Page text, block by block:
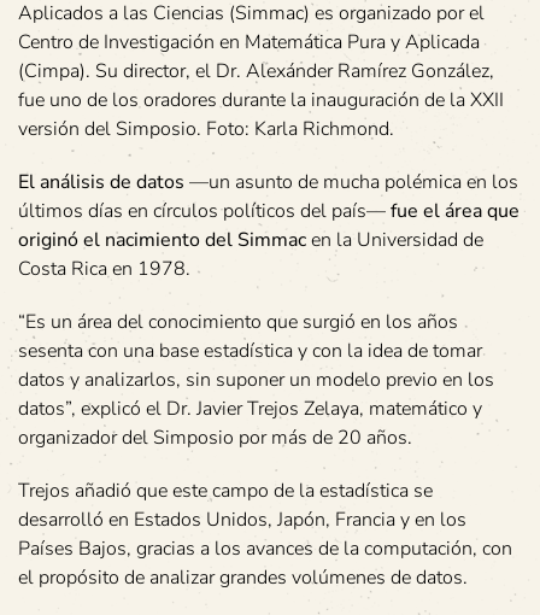
Aplicados a las Ciencias (Simmac) es organizado por el
Centro de Investigación en Matemática Pura y Aplicada
(Cimpa). Su director, el Dr. Alexánder Ramírez González,
fue uno de los oradores durante la inauguración de la XXII
versión del Simposio. Foto: Karla Richmond.
El análisis de datos —un asunto de mucha polémica en los
últimos días en círculos políticos del país—fue el área que
originó el nacimiento del Simmacen la Universidad de
Costa Rica en 1978.
“Es un área del conocimiento que surgió en los años
sesenta con una base estadística y con la idea de tomar
datos y analizarlos, sin suponer un modelo previo en los
datos”, explicó el Dr. Javier Trejos Zelaya, matemático y
organizador del Simposio por más de 20 años.
Trejos añadió que este campo de la estadística se
desarrolló en Estados Unidos, Japón, Francia y en los
Países Bajos, gracias a los avances de la computación, con
el propósito de analizar grandes volúmenes de datos.